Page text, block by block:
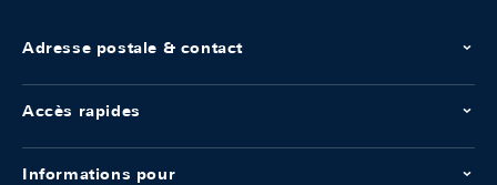
Adresse postale & contact
Accès rapides
Informations pour